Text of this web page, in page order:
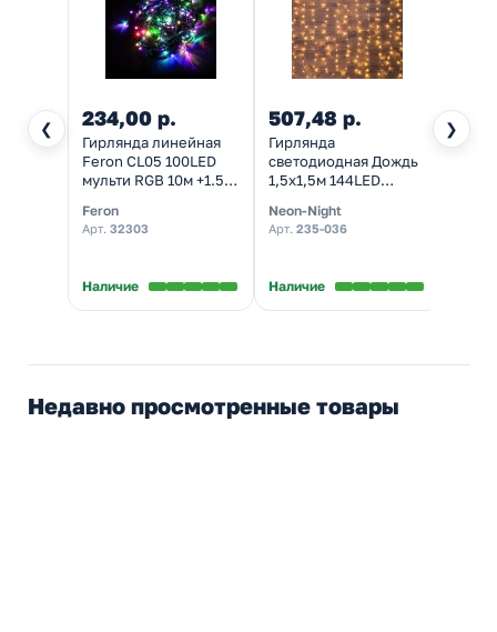
❮ ❯
234,00 р.
Гирлянда линейная
Feron CL05 100LED
мульти RGB 10м +1.5м
зеленый шнур 230V
IP20
Feron
Арт. 32303
Наличие
507,48 р.
Гирлянда
светодиодная Дождь
1,5х1,5м 144LED
режимов свечения,
прозрачный провод,
Neon-Night
Арт. 235-036
Наличие
Недавно просмотренные товары